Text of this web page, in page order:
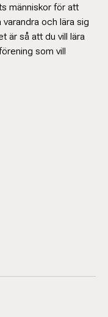
människor för att
och lära sig
är så att du vill lära
som vill